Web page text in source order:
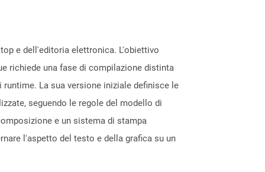
e dell'editoria elettronica. L'obiettivo
richiede una fase di compilazione distinta
La sua versione iniziale definisce le
seguendo le regole del modello di
e un sistema di stampa
l'aspetto del testo e della grafica su un